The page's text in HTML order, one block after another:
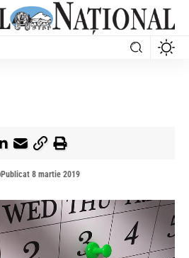
Publicat 8 martie 2019